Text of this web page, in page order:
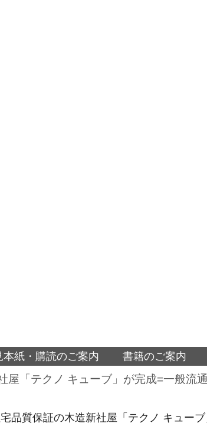
本紙・購読のご案内 書籍のご案内
屋「テクノ キューブ」が完成=一般流
品質保証の木造新社屋「テクノ キュー